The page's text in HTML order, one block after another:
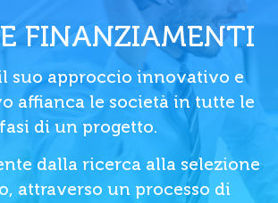
FINANZIAMENTI
suo approccio innovativo e
affianca le società in tutte le
fasi di un progetto.
dalla ricerca alla selezione
attraverso un processo di